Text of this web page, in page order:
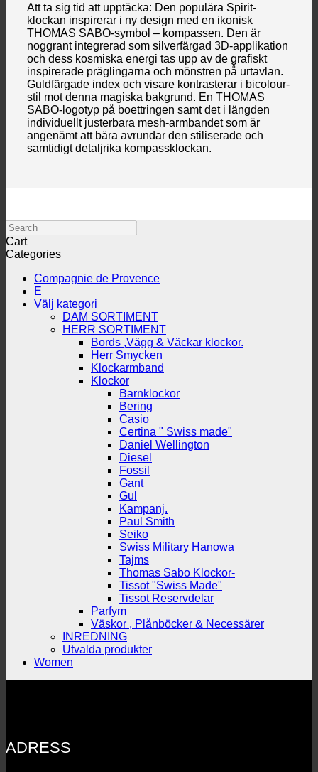
Att ta sig tid att upptäcka: Den populära Spirit-
klockan inspirerar i ny design med en ikonisk
THOMAS SABO-symbol – kompassen. Den är
noggrant integrerad som silverfärgad 3D-applikation
och dess kosmiska energi tas upp av de grafiskt
inspirerade präglingarna och mönstren på urtavlan.
Guldfärgade index och visare kontrasterar i bicolour-
stil mot denna magiska bakgrund. En THOMAS
SABO-logotyp på boettringen samt det i längden
individuellt justerbara mesh-armbandet som är
angenämt att bära avrundar den stiliserade och
samtidigt detaljrika kompassklockan.
Search
Cart
Categories
Compagnie de Provence
E
Välj kategori
DAM SORTIMENT
HERR SORTIMENT
Bords ,Vägg & Väckar klockor.
Herr Smycken
Klockarmband
Klockor
Barnklockor
Bering
Casio
Certina " Swiss made"
Daniel Wellington
Diesel
Fossil
Gant
Gul
Kampanj.
Paul Smith
Seiko
Swiss Military Hanowa
Tajms
Thomas Sabo Klockor-
Tissot "Swiss Made"
Tissot Reservdelar
Parfym
Väskor , Plånböcker & Necessärer
INREDNING
Utvalda produkter
Women
ADRESS